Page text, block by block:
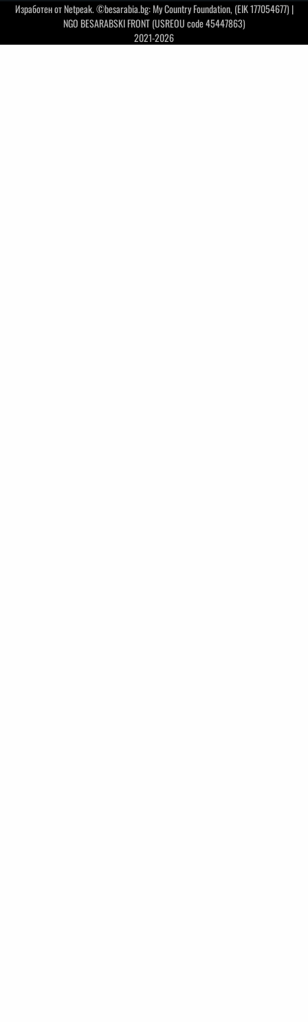
Изработен отNetpeak. ©besarabia.bg: My Country Foundation, (EIK 177054677) |
NGO BESARABSKI FRONT (USREOU code 45447863)
2021-2026